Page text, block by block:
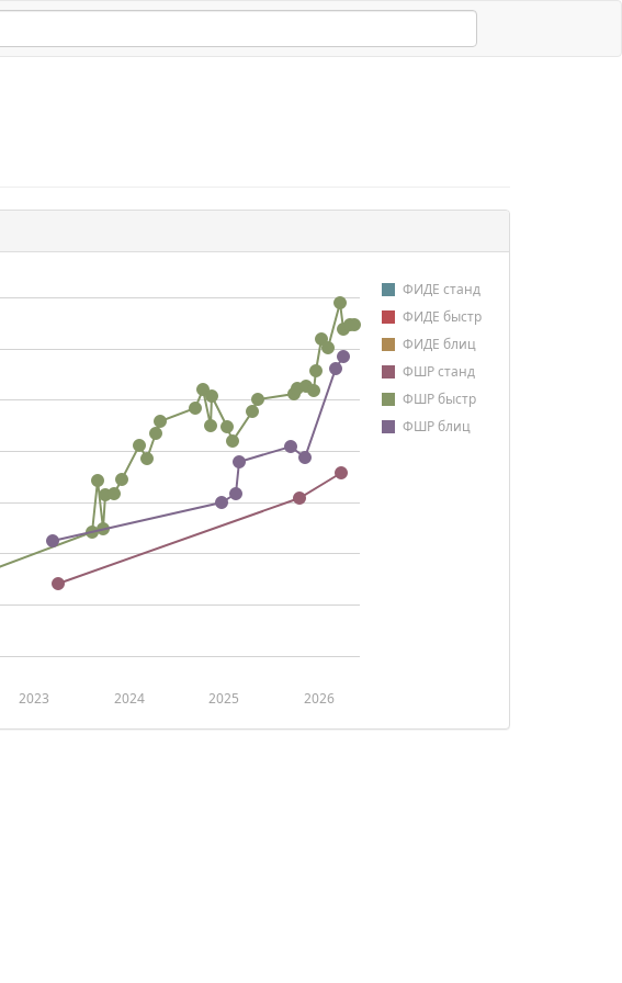
ФИДЕ станд
ФИДЕ быстр
ФИДЕ блиц
ФШР станд
ФШР быстр
ФШР блиц
2023 2024 2025 2026